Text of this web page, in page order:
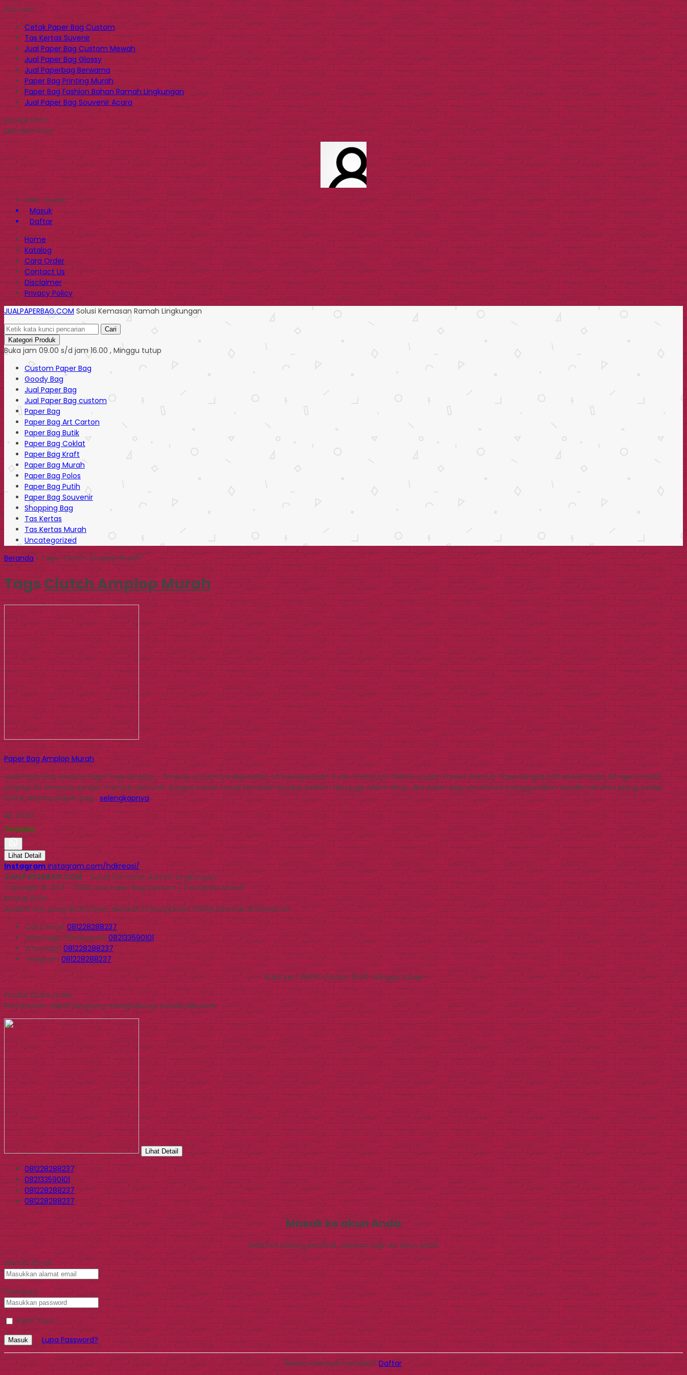
Hot Item
Cetak Paper Bag Custom
Tas Kertas Suvenir
Jual Paper Bag Custom Mewah
Jual Paper Bag Glossy
Jual Paperbag Berwarna
Paper Bag Printing Murah
Paper Bag Fashion Bahan Ramah Lingkungan
Jual Paper Bag Souvenir Acara
Kontak Kami
Member Area
Halo, Guest!
Masuk
Daftar
Home
Katalog
Cara Order
Contact Us
Disclaimer
Privacy Policy
JUALPAPERBAG.COM Solusi Kemasan Ramah Lingkungan
Cari
Kategori Produk
Buka jam 09.00 s/d jam 16.00 , Minggu tutup
Custom Paper Bag
Goody Bag
Jual Paper Bag
Jual Paper Bag custom
Paper Bag
Paper Bag Art Carton
Paper Bag Butik
Paper Bag Coklat
Paper Bag Kraft
Paper Bag Murah
Paper Bag Polos
Paper Bag Putih
Paper Bag Souvenir
Shopping Bag
Tas Kertas
Tas Kertas Murah
Uncategorized
Beranda»Tags "Clutch Amplop Murah"
TagsClutch Amplop Murah
Paper Bag Amplop Murah
Jual Paper Bag Amplop Paper bag amplop – Amplop umumnya digunakan untuk keperluan surat-menyurat dalam urusan kantor. Namun siapa sangka bahwa kemasan dengan model
amplop ini ternyata sangat menarik dan unik. Sangat cocok untuk kemasan produk fashion dan juga online shop. Jika paper bag umumnya menggunakan handle tali atau plong, tetapi
untuk amplop paper bag…selengkapnya
Rp 2.500
Tersedia
Lihat Detail
Instagram instagram.com/hdkreasi/
JUALPAPERBAG.COM- Solusi Kemasan Ramah Lingkungan
Copyright © 2014 - 2026 Jual Paper Bag Custom | Tas Kertas Murah
Kontak Kami
Apabila ada yang ditanyakan, silahkan hubungi kami melalui kontak di bawah ini.
Call Center081228288237
WhatsappPemesanan 082133590101
Whatsapp081228288237
Telegram081228288237
Buka jam 09.00 s/d jam 16.00 , Minggu tutup
Produk Quick Order
Pemesanan dapat langsung menghubungi kontak dibawah:
Lihat Detail
081228288237
082133590101
081228288237
081228288237
Masuk ke akun Anda
Selamat datang kembali, silahkan login ke akun Anda.
Alamat Email
Password
Ingat Saya
Masuk Lupa Password?
Belum menjadi member?Daftar